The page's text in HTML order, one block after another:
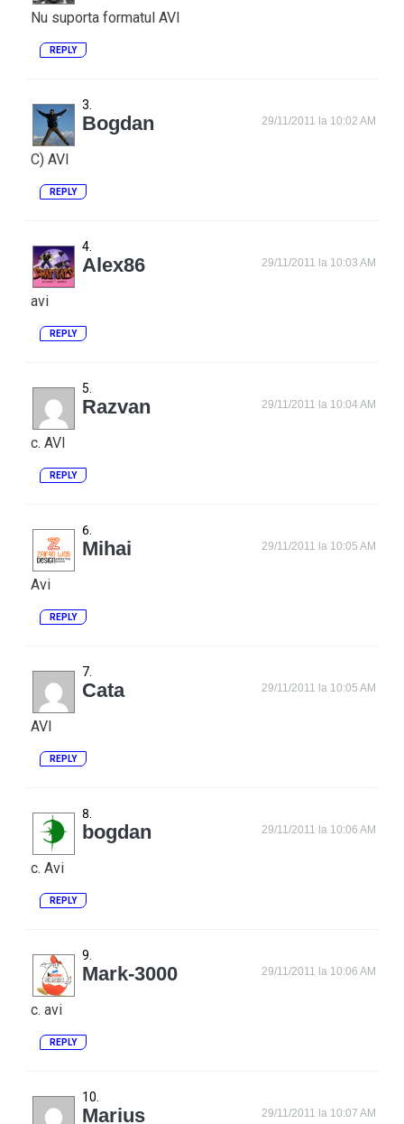
Nu suporta formatul AVI
REPLY
Bogdan 29/11/2011 la 10:02 AM
C) AVI
REPLY
Alex86 29/11/2011 la 10:03 AM
avi
REPLY
Razvan 29/11/2011 la 10:04 AM
c. AVI
REPLY
Mihai 29/11/2011 la 10:05 AM
Avi
REPLY
Cata 29/11/2011 la 10:05 AM
AVI
REPLY
bogdan 29/11/2011 la 10:06 AM
c. Avi
REPLY
Mark-3000 29/11/2011 la 10:06 AM
c. avi
REPLY
Marius 29/11/2011 la 10:07 AM